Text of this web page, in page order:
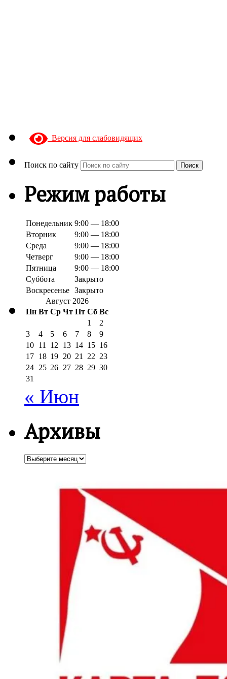
Версия для слабовидящих
Поиск по сайту Поиск
Режим работы
Понедельник 9:00 — 18:00
Вторник
9:00 — 18:00
Среда
9:00 — 18:00
Четверг
9:00 — 18:00
Пятница
9:00 — 18:00
Суббота
Закрыто
Воскресенье Закрыто
Август 2026
Пн Вт Ср Чт Пт Сб Вс
1
2
3
4 5 6 7 8
9
10 11 12 13 14 15 16
17 18 19 20 21 22 23
24 25 26 27 28 29 30
31
« Июн
Архивы
Архивы